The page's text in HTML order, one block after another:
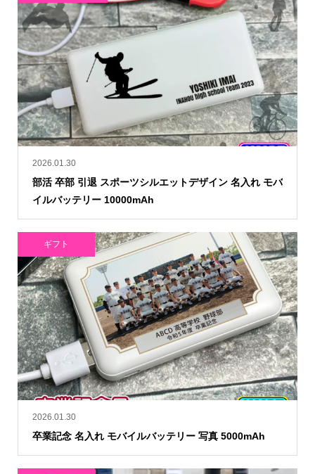
2026.01.30
部活 卒部 引退 スポーツシルエットデザイン 名入れ モバ
イルバッテリー 10000mAh
2026.01.30
卒業記念 名入れ モバイルバッテリー 写真 5000mAh
ギフト